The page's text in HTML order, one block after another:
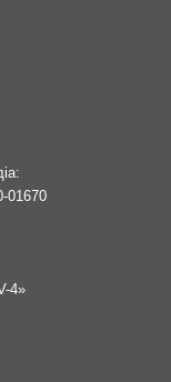
01670
4»